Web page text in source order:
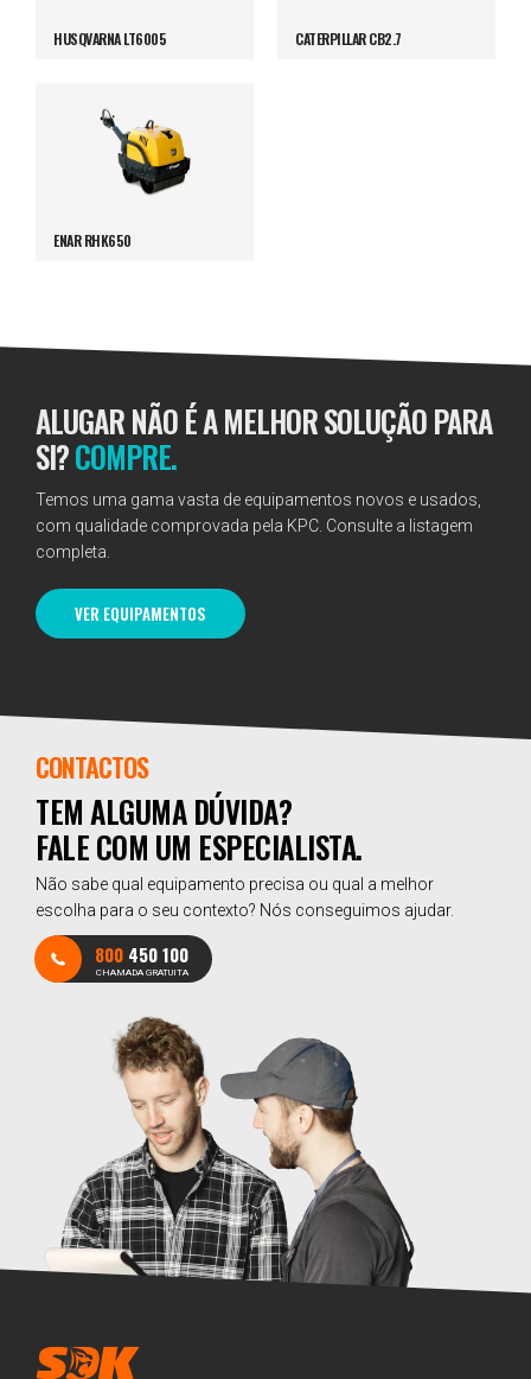
HUSQVARNA LT6005 CATERPILLAR CB2.7
ENAR RHK650
ALUGAR NÃO É A MELHOR SOLUÇÃO PARA
SI?COMPRE.
Temos uma gama vasta de equipamentos novos e usados,
com qualidade comprovada pela KPC. Consulte a listagem
completa.
VER EQUIPAMENTOS
CONTACTOS
TEM ALGUMA DÚVIDA?
FALE COM UM ESPECIALISTA.
Não sabe qual equipamento precisa ou qual a melhor
escolha para o seu contexto? Nós conseguimos ajudar.
800 450 100
CHAMADA GRATUITA